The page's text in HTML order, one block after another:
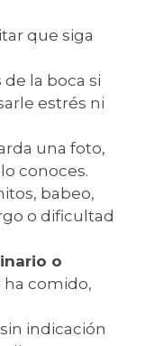
que siga
de la boca si
estrés ni
una foto,
conoces.
babeo,
o dificultad
o
ha comido,
sin indicación